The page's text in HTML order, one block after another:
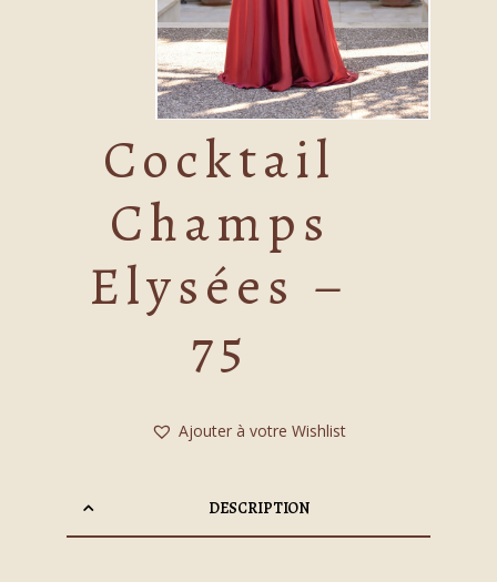
Cocktail
Champs
Elysées –
75
Ajouter à votre Wishlist
DESCRIPTION